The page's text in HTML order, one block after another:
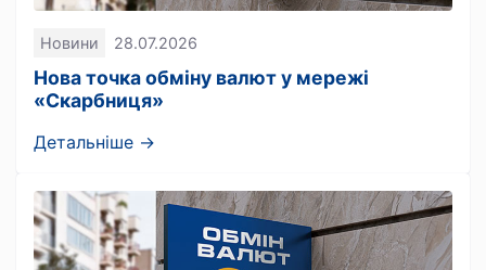
Новини 28.07.2026
Нова точка обміну валют у мережі
«Скарбниця»
Детальніше →